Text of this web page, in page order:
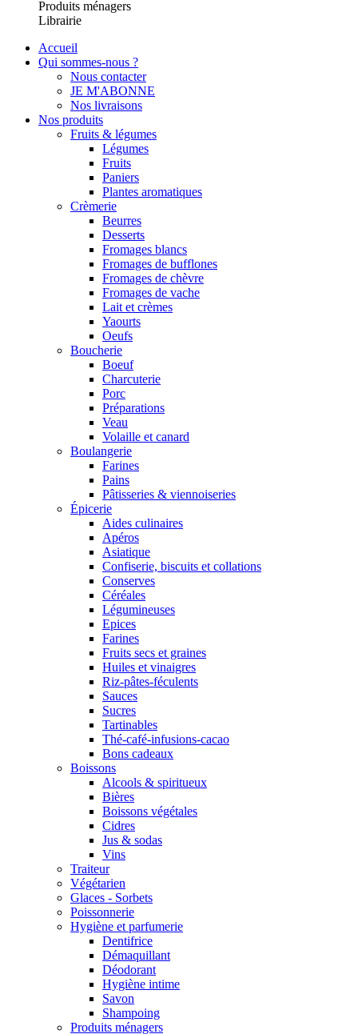
Produits ménagers
Librairie
Accueil
Qui sommes-nous ?
Nous contacter
JE M'ABONNE
Nos livraisons
Nos produits
Fruits & légumes
Légumes
Fruits
Paniers
Plantes aromatiques
Crèmerie
Beurres
Desserts
Fromages blancs
Fromages de bufflones
Fromages de chèvre
Fromages de vache
Lait et crèmes
Yaourts
Oeufs
Boucherie
Boeuf
Charcuterie
Porc
Préparations
Veau
Volaille et canard
Boulangerie
Farines
Pains
Pâtisseries & viennoiseries
Épicerie
Aides culinaires
Apéros
Asiatique
Confiserie, biscuits et collations
Conserves
Céréales
Légumineuses
Epices
Farines
Fruits secs et graines
Huiles et vinaigres
Riz-pâtes-féculents
Sauces
Sucres
Tartinables
Thé-café-infusions-cacao
Bons cadeaux
Boissons
Alcools & spiritueux
Bières
Boissons végétales
Cidres
Jus & sodas
Vins
Traiteur
Végétarien
Glaces - Sorbets
Poissonnerie
Hygiène et parfumerie
Dentifrice
Démaquillant
Déodorant
Hygiène intime
Savon
Shampoing
Produits ménagers